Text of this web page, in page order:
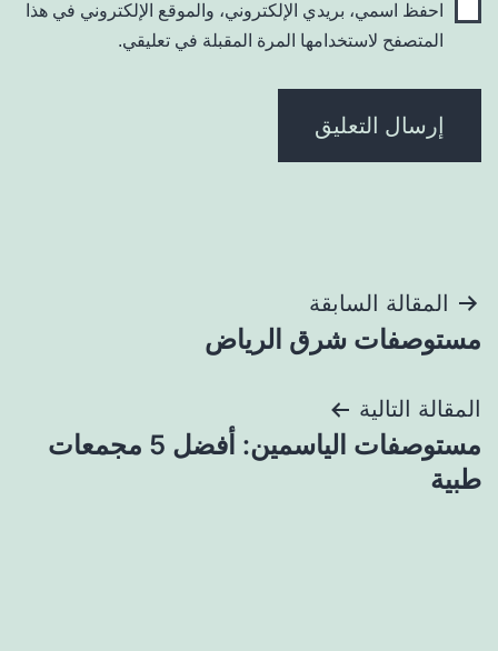
احفظ اسمي، بريدي الإلكتروني، والموقع الإلكتروني في هذا
المتصفح لاستخدامها المرة المقبلة في تعليقي.
تصفّح
المقالات
المقالة السابقة
مستوصفات شرق الرياض
المقالة التالية
مستوصفات الياسمين: أفضل 5 مجمعات
طبية